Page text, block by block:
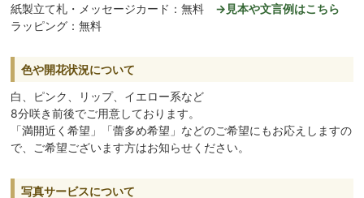
紙製立て札・メッセージカード：無料 →見本や文言例はこちら
ラッピング：無料
色や開花状況について
白、ピンク、リップ、イエロー系など
8分咲き前後でご用意しております。
「満開近く希望」「蕾多め希望」などのご希望にもお応えしますの
で、ご希望ございます方はお知らせください。
写真サービスについて